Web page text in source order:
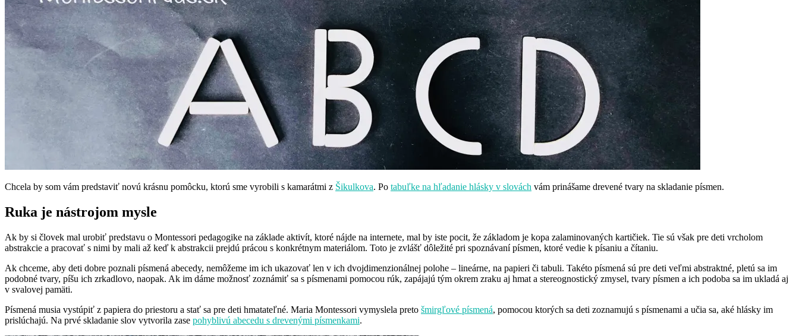
Chcela by som vám predstaviť novú krásnu pomôcku, ktorú sme vyrobili s kamarátmi z Šikulkova. Po tabuľke na hľadanie hlásky v slovách vám prinášame drevené tvary na skladanie písmen.
Ruka je nástrojom mysle
Ak by si človek mal urobiť predstavu o Montessori pedagogike na základe aktivít, ktoré nájde na internete, mal by iste pocit, že základom je kopa zalaminovaných kartičiek. Tie sú však pre deti vrcholom
abstrakcie a pracovať s nimi by mali až keď k abstrakcii prejdú prácou s konkrétnym materiálom. Toto je zvlášť dôležité pri spoznávaní písmen, ktoré vedie k písaniu a čítaniu.
Ak chceme, aby deti dobre poznali písmená abecedy, nemôžeme im ich ukazovať len v ich dvojdimenzionálnej polohe – lineárne, na papieri či tabuli. Takéto písmená sú pre deti veľmi abstraktné, pletú sa im
podobné tvary, píšu ich zrkadlovo, naopak. Ak im dáme možnosť zoznámiť sa s písmenami pomocou rúk, zapájajú tým okrem zraku aj hmat a stereognostický zmysel, tvary písmen a ich podoba sa im ukladá aj
v svalovej pamäti.
Písmená musia vystúpiť z papiera do priestoru a stať sa pre deti hmatateľné. Maria Montessori vymyslela preto šmirgľové písmená, pomocou ktorých sa deti zoznamujú s písmenami a učia sa, aké hlásky im
prislúchajú. Na prvé skladanie slov vytvorila zase pohyblivú abecedu s drevenými písmenkami.